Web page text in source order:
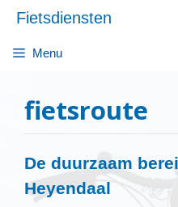
naar
inhoud
Fietsdiensten
Menu
fietsroute
De duurzaam
Heyendaal